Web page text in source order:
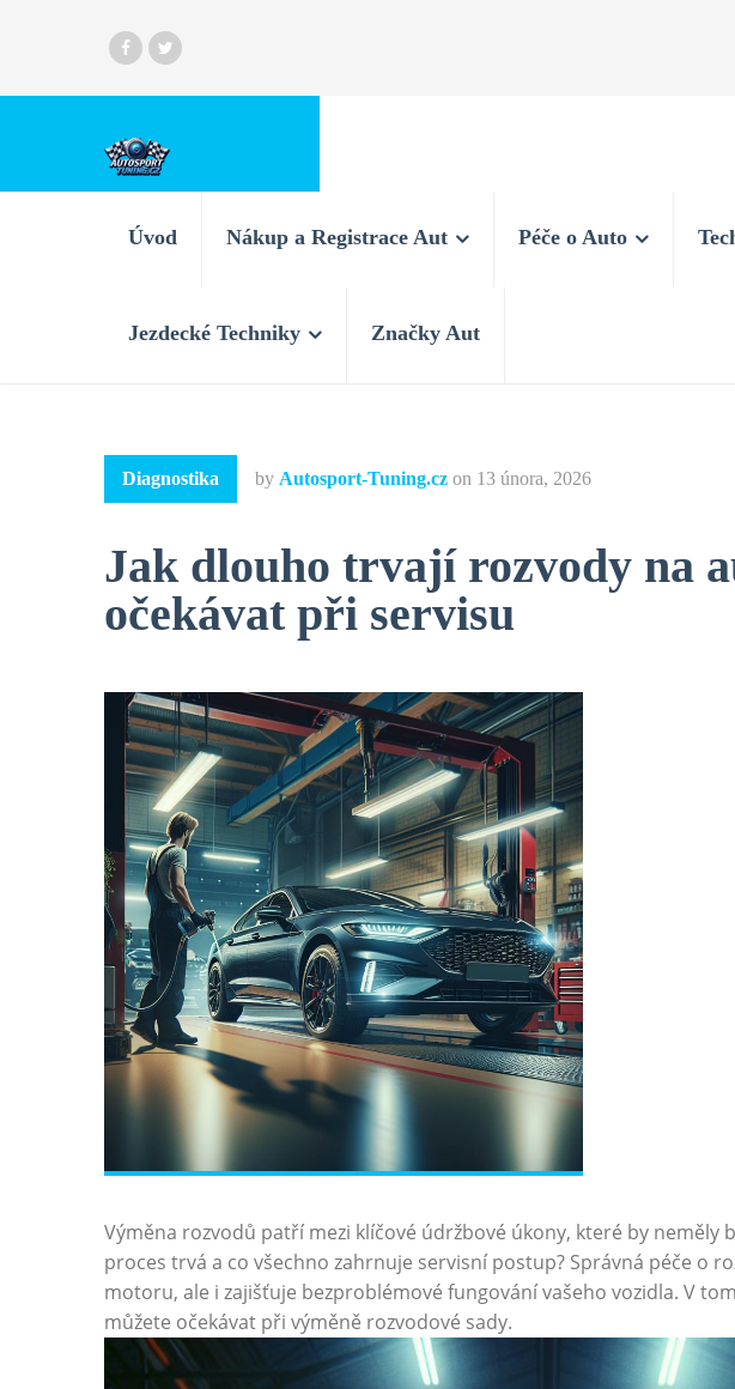
Úvod Nákup a Registrace Aut Péče o Auto
Jezdecké Techniky Značky Aut
Diagnostika by Autosport-Tuning.cz on 13 února, 2026
Jak dlouho trvají rozvody na
očekávat při servisu
Výměna rozvodů patří mezi klíčové údržbové úkony, které by neměly
proces trvá a co všechno zahrnuje servisní postup? Správná péče o
motoru, ale i zajišťuje bezproblémové fungování vašeho vozidla. V
můžete očekávat při výměně rozvodové sady.